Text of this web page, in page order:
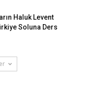
Haluk Levent
Soluna Ders